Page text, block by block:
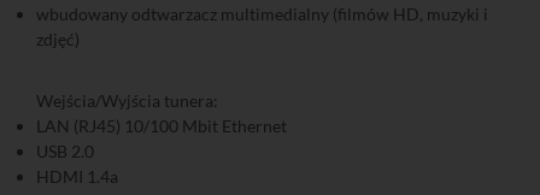
wbudowany odtwarzacz multimedialny (filmów HD, muzyki i
zdjęć)
Wejścia/Wyjścia tunera:
LAN (RJ45) 10/100 Mbit Ethernet
USB 2.0
HDMI 1.4a